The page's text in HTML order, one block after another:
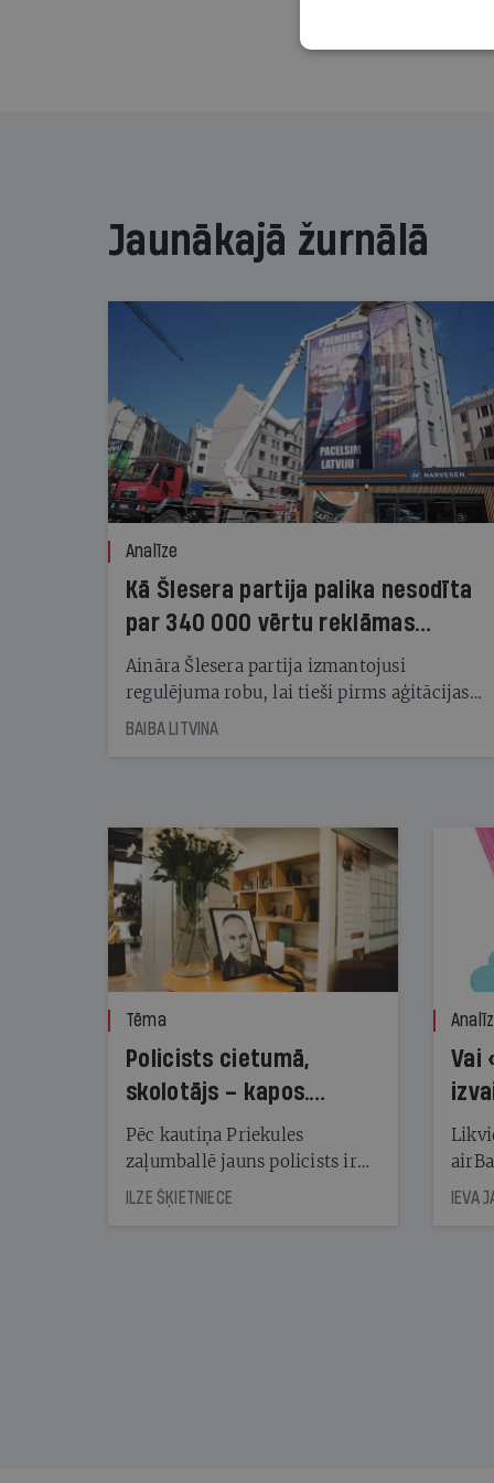
Jaunākajā žurnālā
Analīze
Kā Šlesera partija palika nesodīta
par 340 000 vērtu reklāmas
kampaņu
Aināra Šlesera partija izmantojusi
regulējuma robu, lai tieši pirms aģitācijas
starta izreklamētos par summu, kas
BAIBA LITVINA
Tēma
Policists cietumā,
skolotājs – kapos.
Reibuma cena Priekulē
Pēc kautiņa Priekules
zaļumballē jauns policists ir
nonācis cietumā, bet
cienījams pedagogs — kapos.
ILZE ŠĶIETNIECE
Vai
kas
IEVA